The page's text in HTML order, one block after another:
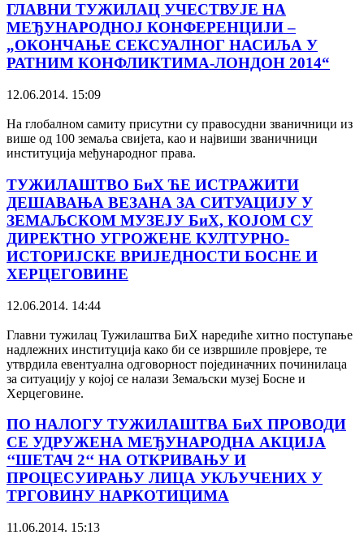
ГЛАВНИ ТУЖИЛАЦ УЧЕСТВУЈЕ НА
МЕЂУНАРОДНОЈ КОНФЕРЕНЦИЈИ –
„ОКОНЧАЊЕ СЕКСУАЛНОГ НАСИЉА У
РАТНИМ КОНФЛИКТИМА-ЛОНДОН 2014“
12.06.2014. 15:09
На глобалном самиту присутни су правосудни званичници из
више од 100 земаља свијета, као и највиши званичници
институција међународног права.
ТУЖИЛАШТВО БиХ ЋЕ ИСТРАЖИТИ
ДЕШАВАЊА ВЕЗАНА ЗА СИТУАЦИЈУ У
ЗЕМАЉСКОМ МУЗЕЈУ БиХ, КОЈОМ СУ
ДИРЕКТНО УГРОЖЕНЕ КУЛТУРНО-
ИСТОРИЈСКЕ ВРИЈЕДНОСТИ БОСНЕ И
ХЕРЦЕГОВИНЕ
12.06.2014. 14:44
Главни тужилац Тужилаштва БиХ наредиће хитно поступање
надлежних институција како би се извршиле провјере, те
утврдила евентуална одговорност појединачних починилаца
за ситуацију у којој се налази Земаљски музеј Босне и
Херцеговине.
ПО НАЛОГУ ТУЖИЛАШТВА БиХ ПРОВОДИ
СЕ УДРУЖЕНА МЕЂУНАРОДНА АКЦИЈА
‘‘ШЕТАЧ 2‘‘ НА ОТКРИВАЊУ И
ПРОЦЕСУИРАЊУ ЛИЦА УКЉУЧЕНИХ У
ТРГОВИНУ НАРКОТИЦИМА
11.06.2014. 15:13